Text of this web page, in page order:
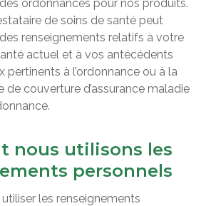
ordonnances pour nos produits.
de soins de santé peut
renseignements relatifs à votre
actuel et à vos antécédents
pertinents à l’ordonnance ou à la
de couverture d’assurance maladie
nous utilisons les
personnels
les renseignements